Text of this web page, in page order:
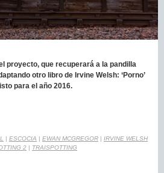
proyecto, que recuperará a la pandilla
otro libro de Irvine Welsh: ‘Porno’
para el año 2016.
| ESCOCIA | EWAN MCGREGOR | IRVINE WELSH
2 | TRAISPOTTING